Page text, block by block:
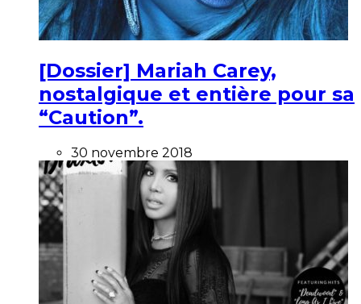
[Dossier] Mariah Carey,
nostalgique et entière pour sa
“Caution”.
30 novembre 2018